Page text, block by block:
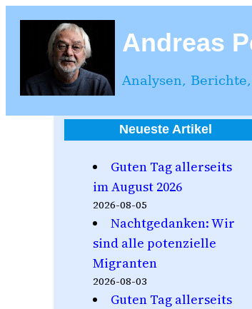
springen
Andreas
Analysen,
Neueste Artikel
Guten Tag allerseits
im August 2026
2026-08-05
Nachtgedanken: Wir
sind alle potenzielle
Migranten
2026-08-03
Guten Tag allerseits